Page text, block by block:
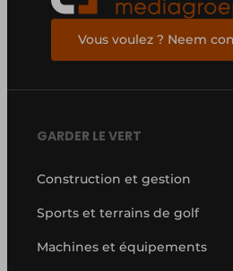
Vous voulez ? Neem
GARDER LE VERT
Construction et gestion
Sports et terrains de golf
Machines et équipements